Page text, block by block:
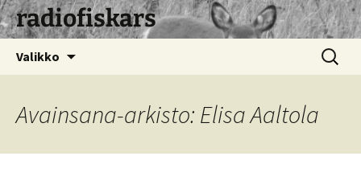
radiofiskars
Valikko Haku:
Avainsana-arkisto: Elisa Aaltola